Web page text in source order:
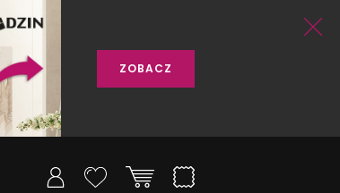
ZOBACZ